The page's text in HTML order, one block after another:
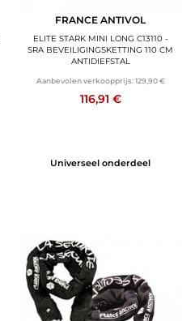
FRANCE ANTIVOL
ELITE STARK MINI LONG C13110 -
SRA BEVEILIGINGSKETTING 110 CM
ANTIDIEFSTAL
Aanbevolen verkoopprijs: 129,90 €
116,91 €
Universeel onderdeel